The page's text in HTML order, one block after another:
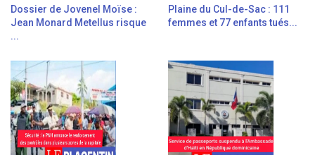
Dossier de Jovenel Moïse :
Jean Monard Metellus risque
...
Plaine du Cul-de-Sac : 111
femmes et 77 enfants tués...